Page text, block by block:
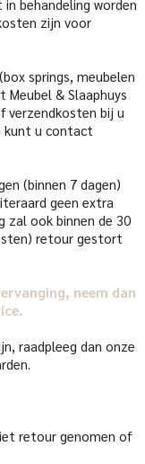
behandeling worden
zijn voor
springs, meubelen
Meubel & Slaaphuys
verzendkosten bij u
kunt u contact
(binnen 7 dagen)
geen extra
zal ook binnen de 30
retour gestort
neem dan
raadpleeg dan onze
retour genomen of